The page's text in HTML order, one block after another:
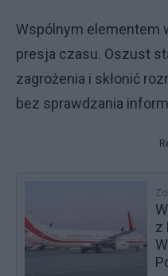
Wspólnym
presja czasu. Oszust
zagrożenia i skłonić
bez sprawdzania
z